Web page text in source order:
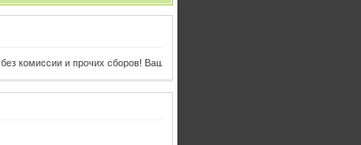
комиссии и прочих сборов! Ваш отдых и авиабилеты в одном клике от Вас!